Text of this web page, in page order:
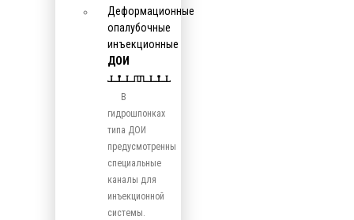
Деформационные
опалубочные
инъекционные
ДОИ
В
гидрошпонках
типа ДОИ
предусмотренны
специальные
каналы для
инъекционной
системы.